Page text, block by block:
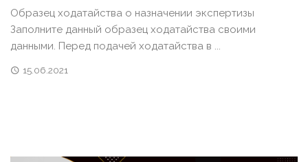
Образец ходатайства о назначении экспертизы
Заполните данный образец ходатайства своими
данными. Перед подачей ходатайства в ...
15.06.2021